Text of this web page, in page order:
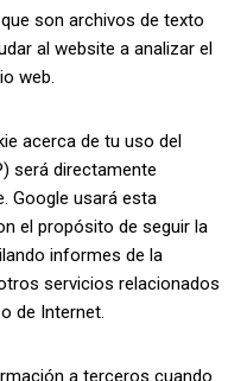
son archivos de texto
al website a analizar el
web.
acerca de tu uso del
será directamente
Google usará esta
el propósito de seguir la
informes de la
servicios relacionados
de Internet.
a terceros cuando